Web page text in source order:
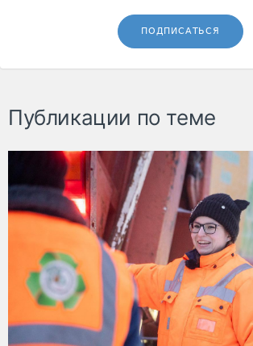
ПОДПИСАТЬСЯ
Публикации по теме